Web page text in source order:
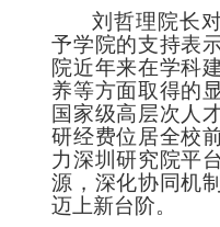
刘哲理院长
予学院的支持表
院近年来在学科
养等方面取得的
国家级高层次人
研经费位居全校
力深圳研究院平
源，深化协同机
迈上新台阶。